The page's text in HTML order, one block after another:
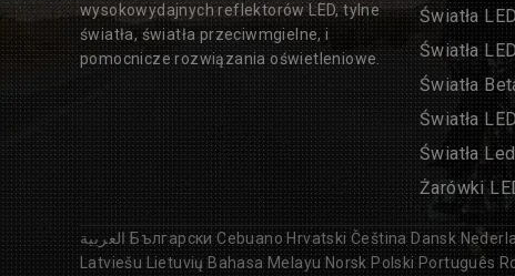
wysokowydajnych reflektorów LED, tylne
światła, światła przeciwmgielne, i
pomocnicze rozwiązania oświetleniowe.
Światła
Światła
Światła
Światła
Światła
Żarówki
العربية Български Cebuano Hrvatski Čeština Dansk
Latviešu Lietuvių Bahasa Melayu Norsk Polski Português